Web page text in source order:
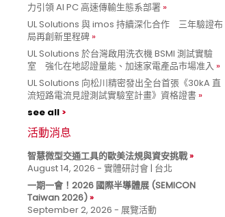
力引領 AI PC 高速傳輸生態系部署
UL Solutions 與 imos 持續深化合作 三年驗證布
局再創新里程碑
UL Solutions 於台灣啟用洗衣機 BSMI 測試實驗
室 強化在地認證量能、加速家電產品市場准入
UL Solutions 向松川精密發出全台首張《30kA 直
流短路電流見證測試實驗室計畫》資格證書
see all
活動消息
智慧微型交通工具的歐美法規與資安挑戰
August 14, 2026 - 實體研討會 | 台北
一期一會！2026 國際半導體展 (SEMICON
Taiwan 2026)
September 2, 2026 - 展覽活動